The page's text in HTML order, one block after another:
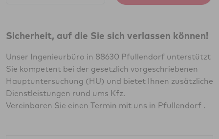
Sicherheit, auf die Sie sich verlassen können!
Unser Ingenieurbüro in 88630 Pfullendorf unterstützt
Sie kompetent bei der gesetzlich vorgeschriebenen
Hauptuntersuchung (HU) und bietet Ihnen zusätzliche
Dienstleistungen rund ums Kfz.
Vereinbaren Sie einen Termin mit uns in Pfullendorf .